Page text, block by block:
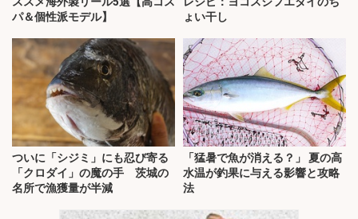
パ＆個性派モデル】
ょい干し
ついに「シジミ」にも忍び寄る
「クロダイ」の魔の手 茨城の
名所で漁獲量が半減
「猛暑で魚が消える？」 夏の高
水温が釣果に与える影響と攻略
法